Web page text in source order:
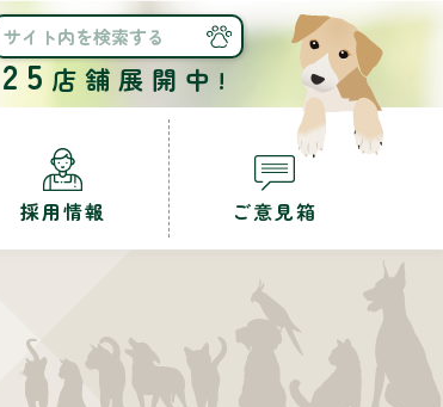
25店舗展開中!
採用情報 ご意見箱